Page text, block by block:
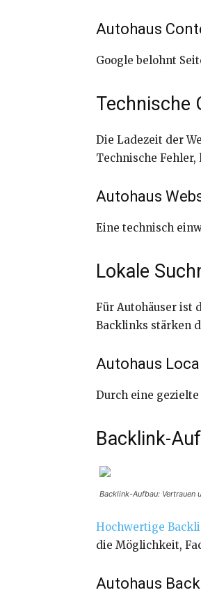
Autohaus
Google belohnt
Technische
Die Ladezeit der
Technische
Autohaus
Eine technisch
Lokale
Für Autohäuser ist
Backlinks stärken
Autohaus
Durch eine
Backlink-
Backlink-Aufbau: Vertrauen
Hochwertige
die Möglichkeit,
Autohaus